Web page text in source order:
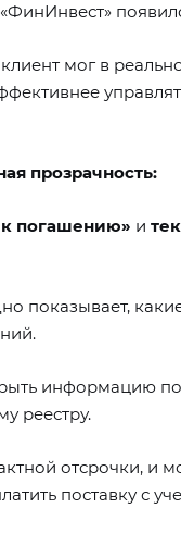
мог в
прозрачность:
погашению» и
показывает,
информацию по
реестру.
отсрочки, и
поставку с